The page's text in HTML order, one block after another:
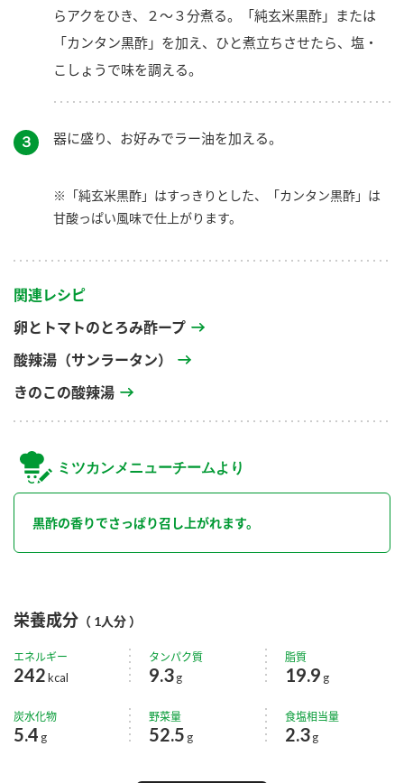
らアクをひき、２～３分煮る。「純玄米黒酢」または
「カンタン黒酢」を加え、ひと煮立ちさせたら、塩・
こしょうで味を調える。
３ 器に盛り、お好みでラー油を加える。
※「純玄米黒酢」はすっきりとした、「カンタン黒酢」は
甘酸っぱい風味で仕上がります。
関連レシピ
卵とトマトのとろみ酢ープ
酸辣湯（サンラータン）
きのこの酸辣湯
ミツカンメニューチームより
黒酢の香りでさっぱり召し上がれます。
栄養成分 （ 1人分 ）
エネルギー
242kcal
タンパク質
9.3g
脂質
19.9 g
炭水化物
5.4 g
野菜量
52.5 g
食塩相当量
2.3 g